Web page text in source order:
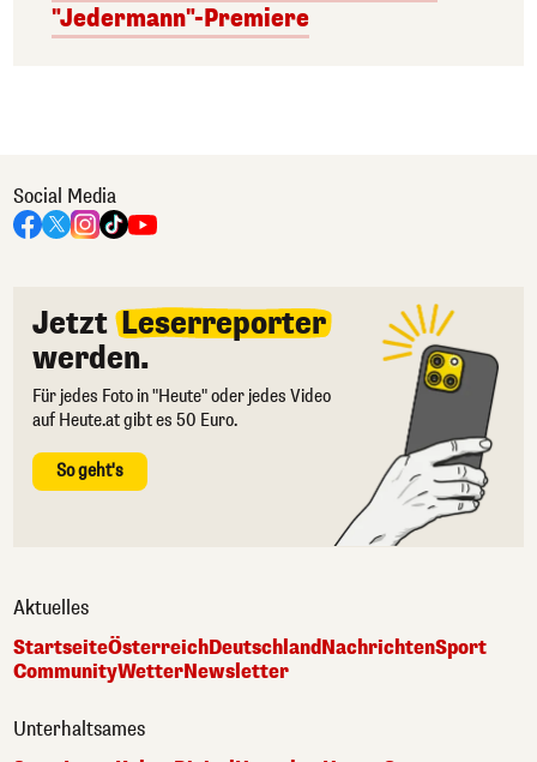
"Jedermann"-Premiere
Social Media
Jetzt Leserreporter
werden.
Für jedes Foto in "Heute" oder jedes Video
auf Heute.at gibt es 50 Euro.
So geht's
Aktuelles
StartseiteÖsterreichDeutschlandNachrichtenSport
CommunityWetterNewsletter
Unterhaltsames